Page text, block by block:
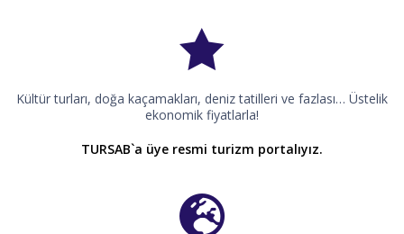
Kültür turları, doğa kaçamakları, deniz tatilleri ve fazlası… Üstelik
ekonomik fiyatlarla!
TURSAB`a üye resmi turizm portalıyız.